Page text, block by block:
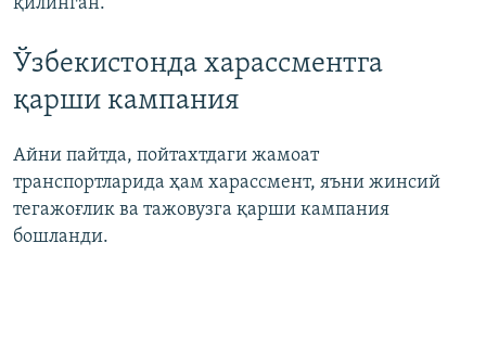
Ўзбекистонда харассментга
қарши кампания
Айни пайтда, пойтахтдаги жамоат
транспортларида ҳам харассмент, яъни жинсий
тегажоғлик ва тажовузга қарши кампания
бошланди.